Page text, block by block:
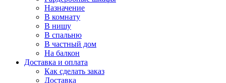
Назначение
В комнату
В нишу
В спальню
В частный дом
На балкон
Доставка и оплата
Как сделать заказ
Доставка